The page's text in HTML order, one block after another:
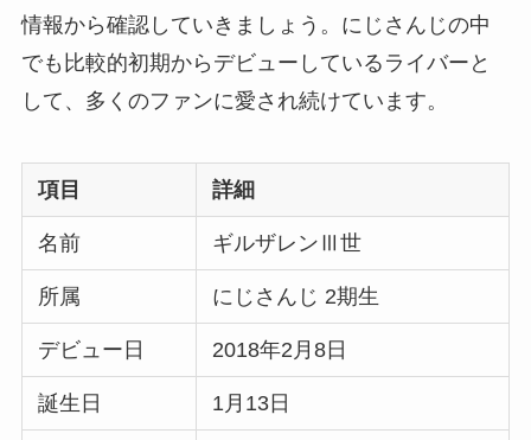
情報から確認していきましょう。にじさんじの中
でも比較的初期からデビューしているライバーと
して、多くのファンに愛され続けています。
項目 詳細
名前 ギルザレンⅢ世
所属 にじさんじ 2期生
デビュー日 2018年2月8日
誕生日 1月13日